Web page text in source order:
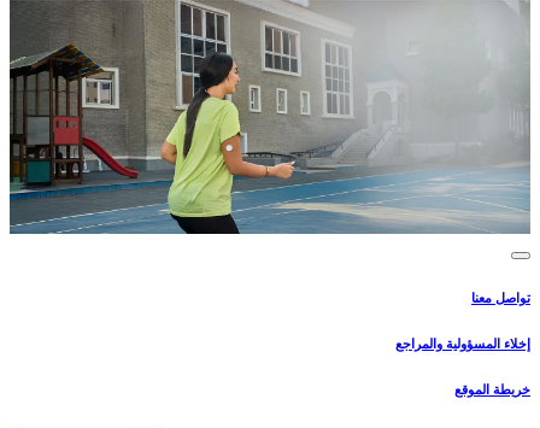
تواصل معنا
إخلاء المسؤولية والمراجع
خريطة الموقع